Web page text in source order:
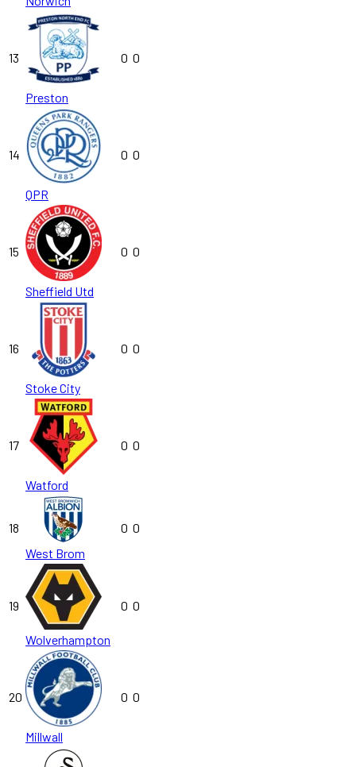
13
Preston
0 0
14
QPR
0 0
15
Sheffield Utd
0 0
16
Stoke City
0 0
17
Watford
0 0
18
West Brom
0 0
19
Wolverhampton
0 0
20
Millwall
0 0